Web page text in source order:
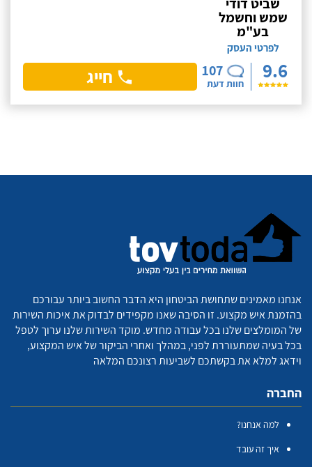
שמש וחשמל
בע"מ
לפרטי העסק
9.6
107
חוות דעת חייג
אנחנו מאמינים שתחושת הביטחון היא הדבר החשוב ביותר עבורכם
בהזמנת איש מקצוע. זו הסיבה שאנו מקפידים לבדוק את איכות השירות
של המומלצים שלנו בכל עבודה מחדש. מוקד השירות שלנו ערוך לטפל
בכל בעיה שמתעוררת לפני, במהלך ואחרי הביקור של איש המקצוע,
וידאג למלא את בקשתכם לשביעות רצונכם המלאה
החברה
למה אנחנו?
איך זה עובד